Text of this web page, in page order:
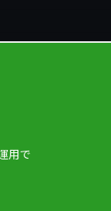
用で